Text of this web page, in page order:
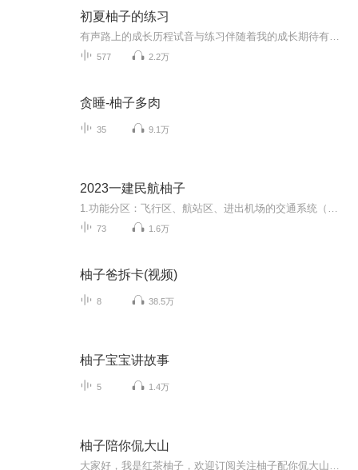
初夏柚子的练习
577 2.2万
贪睡-柚子多肉
35 9.1万
2023一建民航柚子
73 1.6万
柚子爸拆卡(视频)
8 38.5万
柚子宝宝讲故事
5 1.4万
柚子陪你侃大山